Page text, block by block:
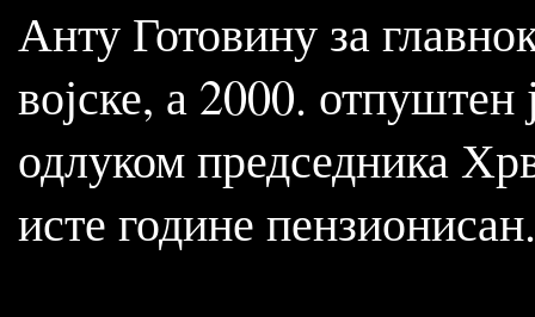
Анту Готовину за
војске, а 2000. отпуштен
одлуком председника
исте године пензионисан.